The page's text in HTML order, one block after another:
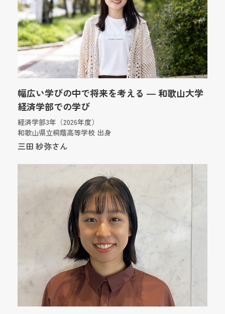
幅広い学びの中で将来を考える ― 和歌山大学
経済学部での学び
経済学部3年（2026年度）
和歌山県立桐蔭高等学校 出身
三田 紗弥さん